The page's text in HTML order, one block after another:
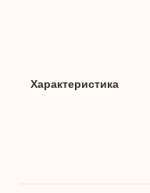
Характеристика